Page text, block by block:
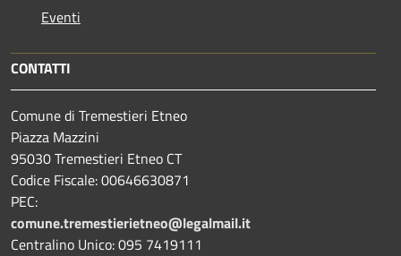
Eventi
CONTATTI
Comune di Tremestieri Etneo
Piazza Mazzini
95030 Tremestieri Etneo CT
Codice Fiscale: 00646630871
PEC:
comune.tremestierietneo@legalmail.it
Centralino Unico: 095 7419111